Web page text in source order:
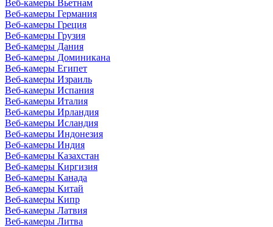
Веб-камеры Вьетнам
Веб-камеры Германия
Веб-камеры Греция
Веб-камеры Грузия
Веб-камеры Дания
Веб-камеры Доминикана
Веб-камеры Египет
Веб-камеры Израиль
Веб-камеры Испания
Веб-камеры Италия
Веб-камеры Ирландия
Веб-камеры Исландия
Веб-камеры Индонезия
Веб-камеры Индия
Веб-камеры Казахстан
Веб-камеры Киргизия
Веб-камеры Канада
Веб-камеры Китай
Веб-камеры Кипр
Веб-камеры Латвия
Веб-камеры Литва